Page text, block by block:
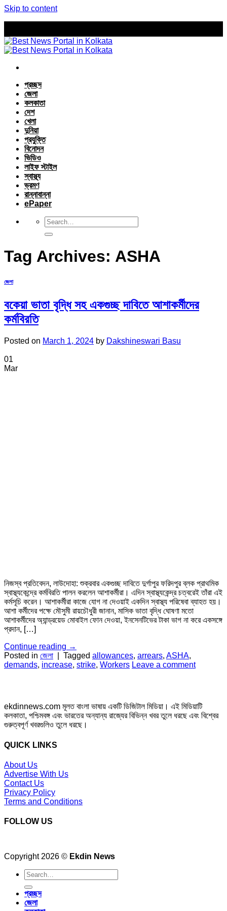
Skip to content
প্রচ্ছদ
জেলা
কলকাতা
দেশ
খেলা
দুনিয়া
প্রযুক্তি
বিনোদন
ভিডিও
লাইফ স্টাইল
স্বাস্থ্য
ভ্রমণ
রান্নাবান্না
ePaper
Tag Archives: ASHA
জেলা
বকেয়া ভাতা বৃদ্ধি সহ একগুচ্ছ দাবিতে আশাকর্মীদের
কর্মবিরতি
Posted on March 1, 2024 by Dakshineswari Basu
01
Mar
নিজস্ব প্রতিবেদন, লাউদোহা: শুক্রবার একগুচ্ছ দাবিতে দুর্গাপুর ফরিদপুর ব্লক প্রাথমিক
স্বাস্থ্যকেন্দ্রে কর্মবিরতি পালন করলেন আশাকর্মীরা। এদিন স্বাস্থ্যকেন্দ্র চত্বরেই তাঁরা এই
কর্মসূচি করেন। আশাকর্মীরা কাজে যোগ না দেওয়াই একদিন স্বাস্থ্য পরিষেবা ব্যাহত হয়।
আশা কর্মীদের পক্ষে মৌসুমী রায়চৌধুরী জানান, মাসিক ভাতা বৃদ্ধি ঘোষণা মতো
আশাকর্মীদের অ্যান্ড্রয়েড মোবাইল ফোন দেওয়া, ইনসেনটিভের টাকা ভাগ না করে একসঙ্গে
প্রদান, […]
Continue reading →
Posted in জেলা Tagged allowances, arrears, ASHA,
demands, increase, strike, Workers Leave a comment
ekdinnews.com মূলত বাংলা ভাষায় একটি ডিজিটাল মিডিয়া। এই মিডিয়াটি
কলকাতা, পশ্চিমবঙ্গ এবং ভারতের অন্যান্য রাজ্যের বিভিন্ন খবর তুলে ধরছে এবং বিশ্বের
গুরুত্বপূর্ণ খবরগুলিও তুলে ধরছে।
QUICK LINKS
About Us
Advertise With Us
Contact Us
Privacy Policy
Terms and Conditions
FOLLOW US
Copyright 2026 © Ekdin News
প্রচ্ছদ
জেলা